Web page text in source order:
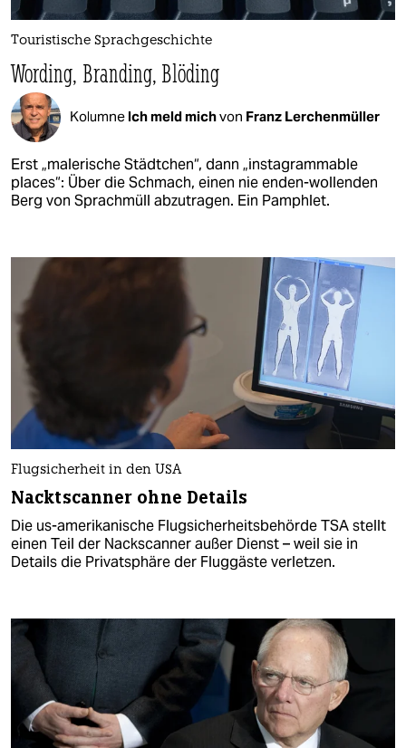
Touristische Sprachgeschichte
Wording, Branding, Blöding
Kolumne Ich meld michvon Franz Lerchenmüller
Erst „malerische Städtchen“, dann „instagrammable
places“: Über die Schmach, einen nie enden-wollenden
Berg von Sprachmüll abzutragen. Ein Pamphlet.
Flugsicherheit in den USA
Nacktscanner ohne Details
Die us-amerikanische Flugsicherheitsbehörde TSA stellt
einen Teil der Nackscanner außer Dienst – weil sie in
Details die Privatsphäre der Fluggäste verletzen.